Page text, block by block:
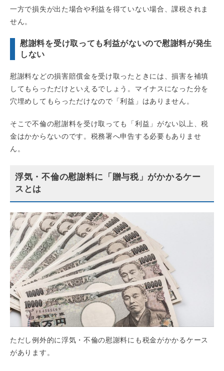
一方で損失が出た場合や利益を得ていない場合、課税されま
せん。
慰謝料を受け取っても利益がないので慰謝料が発生
しない
慰謝料などの損害賠償金を受け取ったときには、損害を補填
してもらっただけといえるでしょう。マイナスになった分を
穴埋めしてもらっただけなので「利益」はありません。
そこで不倫の慰謝料を受け取っても「利益」がない以上、税
金はかからないのです。税務署へ申告する必要もありませ
ん。
浮気・不倫の慰謝料に「贈与税」がかかるケー
スとは
ただし例外的に浮気・不倫の慰謝料にも税金がかかるケース
があります。